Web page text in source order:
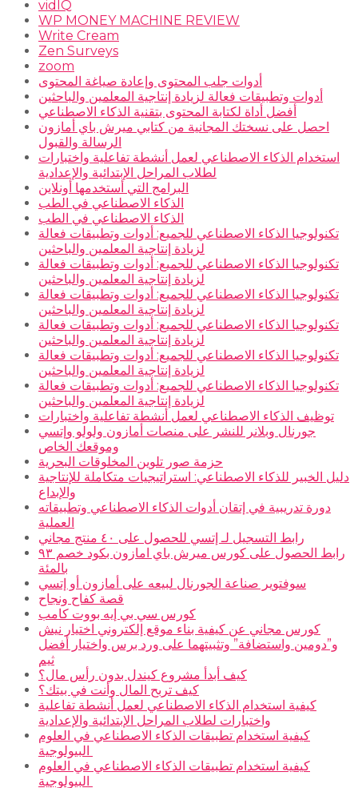
vidIQ
WP MONEY MACHINE REVIEW
Write Cream
Zen Surveys
zoom
أدوات جلب المحتوى وإعادة صياغة المحتوى
أدوات وتطبيقات فعالة لزيادة إنتاجية المعلمين والباحثين
أفضل أداة لكتابة المحتوى بتقنية الذكاء الاصطناعي
احصل على نسختك المجانية من كتابي ميرش باي أمازون
الرسالة والقبول
استخدام الذكاء الاصطناعي لعمل أنشطة تفاعلية واختبارات
لطلاب المراحل الإبتدائية والإعدادية
البرامج التي أستخدمها أونلاين
الذكاء الاصطناعي في الطب
الذكاء الاصطناعي في الطب
تكنولوجيا الذكاء الاصطناعي للجميع: أدوات وتطبيقات فعالة
لزيادة إنتاجية المعلمين والباحثين
تكنولوجيا الذكاء الاصطناعي للجميع: أدوات وتطبيقات فعالة
لزيادة إنتاجية المعلمين والباحثين
تكنولوجيا الذكاء الاصطناعي للجميع: أدوات وتطبيقات فعالة
لزيادة إنتاجية المعلمين والباحثين
تكنولوجيا الذكاء الاصطناعي للجميع: أدوات وتطبيقات فعالة
لزيادة إنتاجية المعلمين والباحثين
تكنولوجيا الذكاء الاصطناعي للجميع: أدوات وتطبيقات فعالة
لزيادة إنتاجية المعلمين والباحثين
تكنولوجيا الذكاء الاصطناعي للجميع: أدوات وتطبيقات فعالة
لزيادة إنتاجية المعلمين والباحثين
توظيف الذكاء الاصطناعي لعمل أنشطة تفاعلية واختبارات
جورنال وبلانر للنشر على منصات أمازون ولولو وإتسي
وموقعك الخاص
حزمة صور تلوين المخلوقات البحرية
دليل الخبير للذكاء الاصطناعي: استراتيجيات متكاملة للإنتاجية
والإبداع
دورة تدريبية في إتقان أدوات الذكاء الاصطناعي وتطبيقاته
العملية
رابط التسجيل لـ إتسي للحصول على ٤٠ منتج مجاني
رابط الحصول على كورس ميرش باي امازون بكود خصم ٩٣
بالمئة
سوفتوير صناعة الجورنال لبيعه على أمازون أو إتسي
قصة كفاح ونجاح
كورس سي بي إيه بووت كامب
كورس مجاني عن كيفية بناء موقع إلكتروني اختيار نيش
و”دومين واستضافة” وتثبيتهما على ورد برس واختيار أفضل
ثيم
كيف أبدأ مشروع كيندل بدون رأس مال؟
كيف تربح المال وأنت في بيتك؟
كيفية استخدام الذكاء الاصطناعي لعمل أنشطة تفاعلية
واختبارات لطلاب المراحل الإبتدائية والإعدادية
كيفية استخدام تطبيقات الذكاء الاصطناعي في العلوم
كيفية استخدام تطبيقات الذكاء الاصطناعي في العلوم